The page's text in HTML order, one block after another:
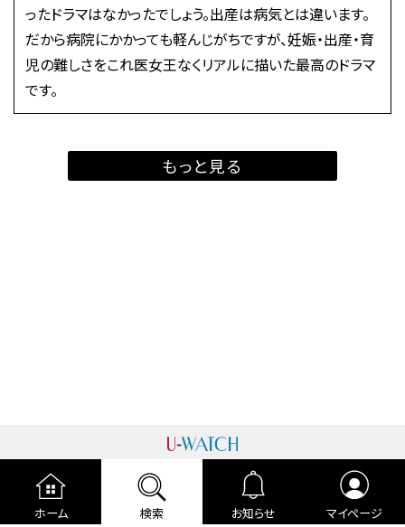
ホーム 検索 お知らせ マイページ
ったドラマはなかったでしょう。出産は病気とは違います。
だから病院にかかっても軽んじがちですが、妊娠・出産・育
児の難しさをこれ医女王なくリアルに描いた最高のドラマ
です。
もっと見る
運営者情報 プライバシーポリシー
cookieポリシー
利用規約
ご利用ガイド 編集部より 広告掲載について